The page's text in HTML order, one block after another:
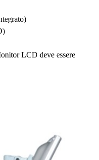
LCD deve essere